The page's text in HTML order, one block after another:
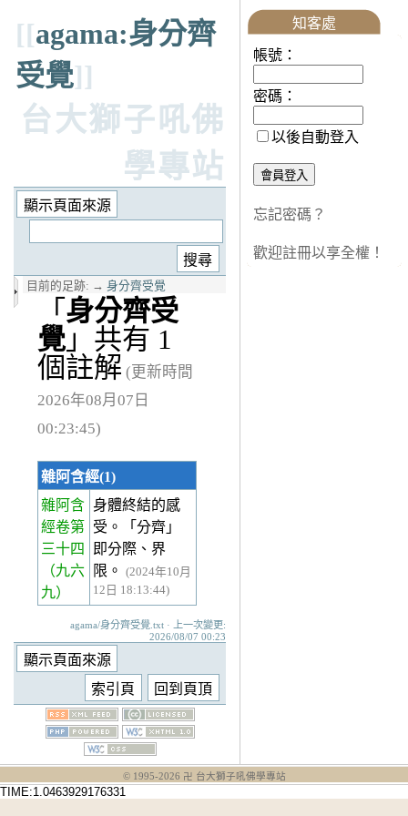
[[agama:身分齊
受覺]]
台大獅子吼佛
學專站
目前的足跡: → 身分齊受覺
「 身分齊受
覺」共有 1
個註解 (更新時間
2026年08月07日
00:23:45)
雜阿含經(1)
雜阿含
經卷第
三十四
（九六
九）
身體終結的感
受。「分齊」
即分際、界
限。
(2024年10月
12日 18:13:44)
agama/身分齊受覺.txt · 上一次變更:
2026/08/07 00:23
知客處
帳號：
密碼：
以後自動登入
忘記密碼？
歡迎註冊以享全權！
© 1995-2026 卍 台大獅子吼佛學專站
TIME:1.0463929176331